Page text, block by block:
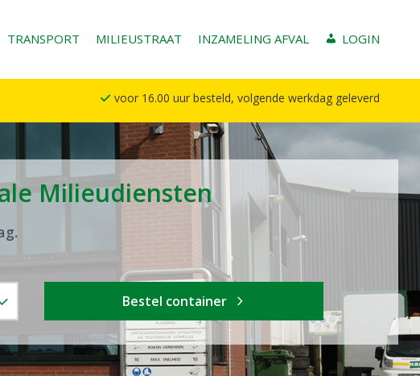
TRANSPORT MILIEUSTRAAT INZAMELING AFVAL LOGIN
voor 16.00 uur besteld, volgende werkdag geleverd